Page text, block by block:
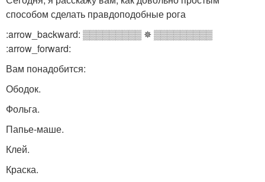
способом сделать правдоподобные рога
:arrow_backward: ▒▒▒▒▒▒▒▒▒ ✵ ▒▒▒▒▒▒▒▒▒
:arrow_forward:
Вам понадобится:
Ободок.
Фольга.
Папье-маше.
Клей.
Краска.